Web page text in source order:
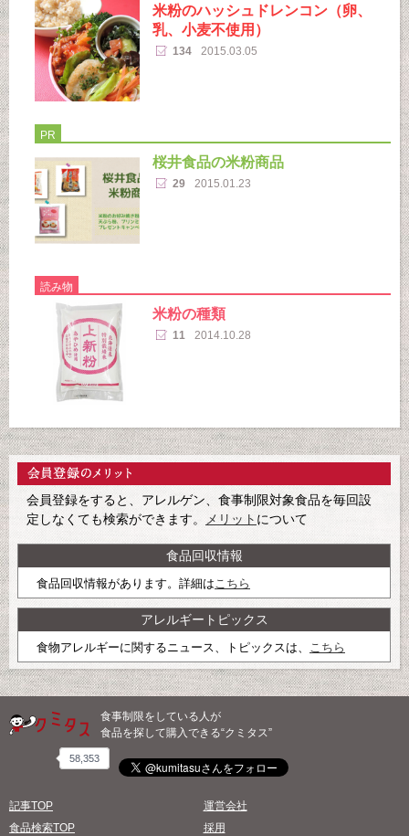
米粉のハッシュドレンコン（卵、
乳、小麦不使用）
134 2015.03.05
PR
桜井食品の米粉商品
29 2015.01.23
読み物
米粉の種類
11 2014.10.28
会員登録をすると、アレルゲン、食事制限対象食品を毎回設
定しなくても検索ができます。
メリット について
食品回収情報
食品回収情報があります。詳細は こちら
アレルギートピックス
食物アレルギーに関するニュース、トピックスは、 こちら
食事制限をしている人が
食品を探して購入できる“クミタス”
58,353
記事TOP
食品検索TOP
運営会社
採用